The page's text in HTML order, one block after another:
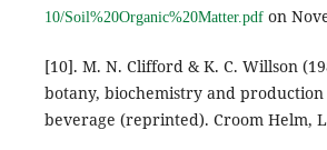
10/Soil%20Organic%20Matter.pdfon
[10]. M. N. Clifford & K. C. Willson
botany, biochemistry and production
beverage (reprinted). Croom Helm,